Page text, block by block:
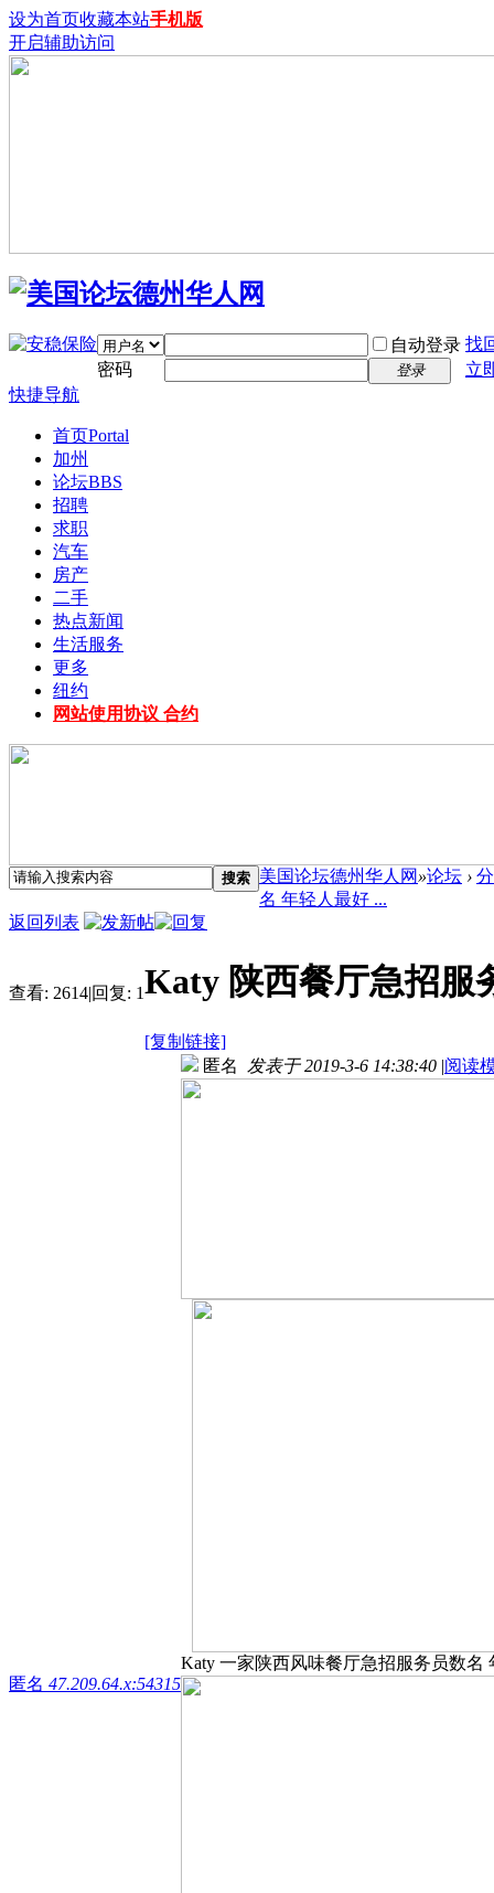
设为首页收藏本站手机版
开启辅助访问
自动登录 找
密码
登录
立
快捷导航
首页Portal
加州
论坛BBS
招聘
求职
汽车
房产
二手
热点新闻
生活服务
更多
纽约
网站使用协议 合约
搜索 美国论坛德州华人网 »论坛 ›
名 年轻人最好 ...
返回列表
查看: 2614|回复: 1Katy 陕西餐厅急招服
[复制链接]
匿名 47.209.64.x:54315
匿名 发表于 2019-3-6 14:38:40 |阅读
Katy 一家陕西风味餐厅急招服务员数名